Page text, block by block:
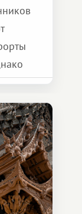
иной